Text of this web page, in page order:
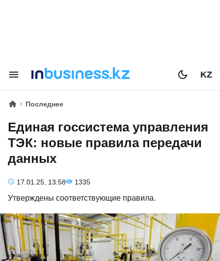
KZ
Последнее
Единая госсистема управления
ТЭК: новые правила передачи
данных
17.01.25, 13:58 1335
Утверждены соответствующие правила.